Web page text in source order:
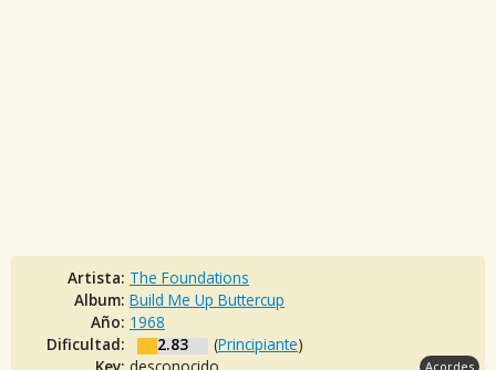
Artista: The Foundations
Album: Build Me Up Buttercup
Año: 1968
Dificultad:
2.83 (Principiante)
Acordes